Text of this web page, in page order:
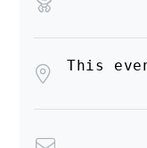
This